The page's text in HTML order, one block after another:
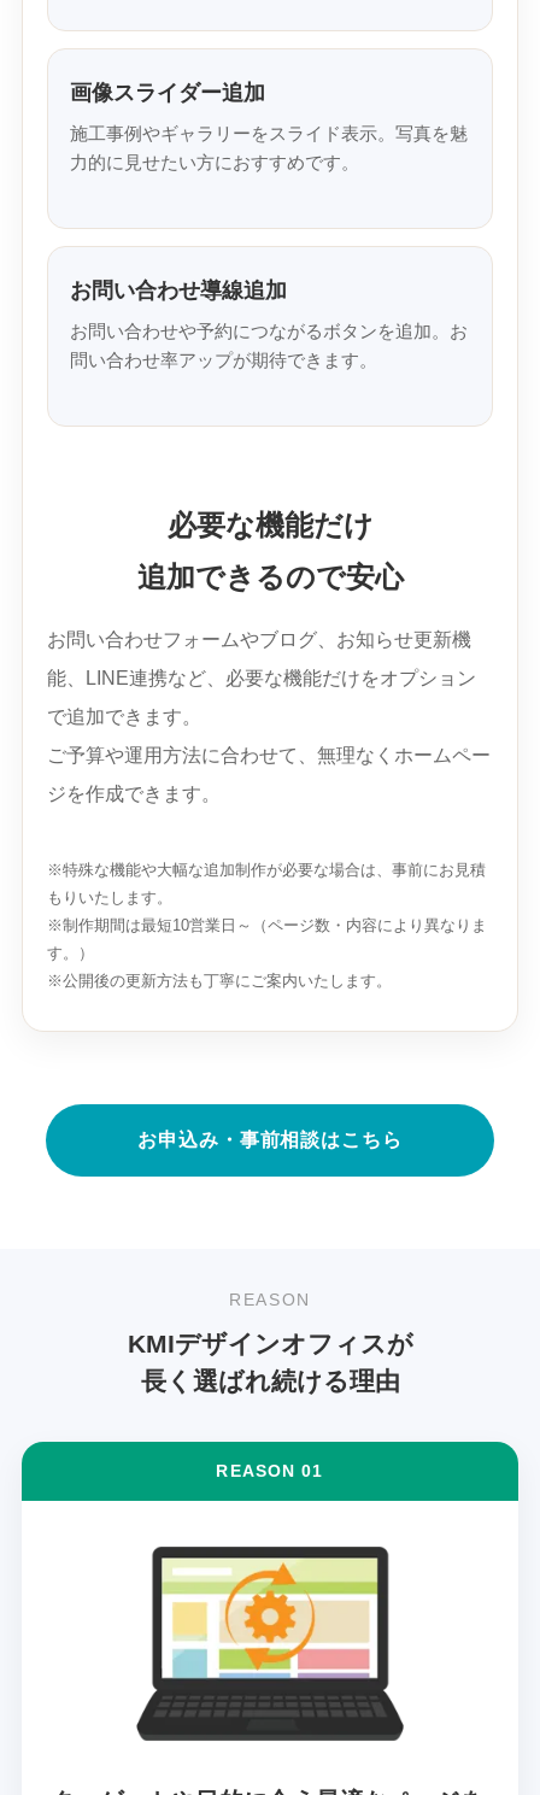
画像スライダー追加
施工事例やギャラリーをスライド表示。写真を魅
力的に見せたい方におすすめです。
お問い合わせ導線追加
お問い合わせや予約につながるボタンを追加。お
問い合わせ率アップが期待できます。
必要な機能だけ
追加できるので安心
お問い合わせフォームやブログ、お知らせ更新機
能、LINE連携など、必要な機能だけをオプション
で追加できます。
ご予算や運用方法に合わせて、無理なくホームペー
ジを作成できます。
※特殊な機能や大幅な追加制作が必要な場合は、事前にお見積
もりいたします。
※制作期間は最短10営業日～（ページ数・内容により異なりま
す。）
※公開後の更新方法も丁寧にご案内いたします。
お申込み・事前相談はこちら
REASON
KMIデザインオフィスが
長く選ばれ続ける理由
REASON 01